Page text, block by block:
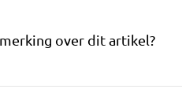
over dit artikel?